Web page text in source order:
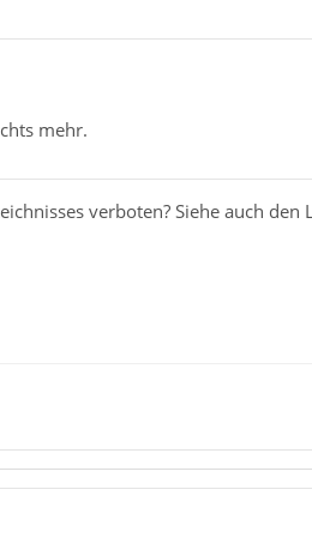
mehr.
verboten? Siehe auch den